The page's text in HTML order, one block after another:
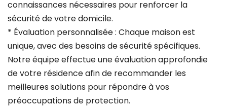
connaissances nécessaires pour renforcer la
sécurité de votre domicile.
* Évaluation personnalisée : Chaque maison est
unique, avec des besoins de sécurité spécifiques.
Notre équipe effectue une évaluation approfondie
de votre résidence afin de recommander les
meilleures solutions pour répondre à vos
préoccupations de protection.